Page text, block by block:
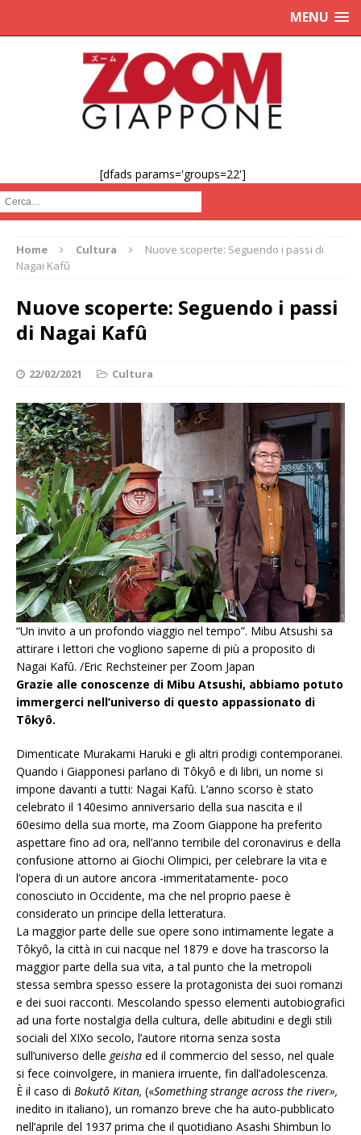
MENU
[dfads params='groups=22']
Cerca :
Home Cultura
Nuove scoperte: Seguendo i passi di
Nagai Kafû
Nuove scoperte: Seguendo i passi
di Nagai Kafû
22/02/2021 Cultura
“Un invito a un profondo viaggio nel tempo”. Mibu Atsushi sa
attirare i lettori che vogliono saperne di più a proposito di
Nagai Kafû. /Eric Rechsteiner per Zoom Japan
Grazie alle conoscenze di Mibu Atsushi, abbiamo potuto
immergerci nell’universo di questo appassionato di
Tôkyô.
Dimenticate Murakami Haruki e gli altri prodigi contemporanei.
Quando i Giapponesi parlano di Tôkyô e di libri, un nome si
impone davanti a tutti: Nagai Kafû. L’anno scorso è stato
celebrato il 140esimo anniversario della sua nascita e il
60esimo della sua morte, ma Zoom Giappone ha preferito
aspettare fino ad ora, nell’anno terribile del coronavirus e della
confusione attorno ai Giochi Olimpici, per celebrare la vita e
l’opera di un autore ancora -immeritatamente- poco
conosciuto in Occidente, ma che nel proprio paese è
considerato un principe della letteratura.
La maggior parte delle sue opere sono intimamente legate a
Tôkyô, la città in cui nacque nel 1879 e dove ha trascorso la
maggior parte della sua vita, a tal punto che la metropoli
stessa sembra spesso essere la protagonista dei suoi romanzi
e dei suoi racconti. Mescolando spesso elementi autobiografici
ad una forte nostalgia della cultura, delle abitudini e degli stili
sociali del XIXo secolo, l’autore ritorna senza sosta
sull’universo delle geisha ed il commercio del sesso, nel quale
si fece coinvolgere, in maniera irruente, fin dall’adolescenza.
È il caso di Bokutô Kitan, («Something strange across the river»,
inedito in italiano), un romanzo breve che ha auto-pubblicato
nell’aprile del 1937 prima che il quotidiano Asashi Shimbun lo